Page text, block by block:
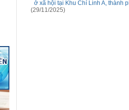
ở xã hội tại Khu Chí Linh A, thành
(29/11/2025)